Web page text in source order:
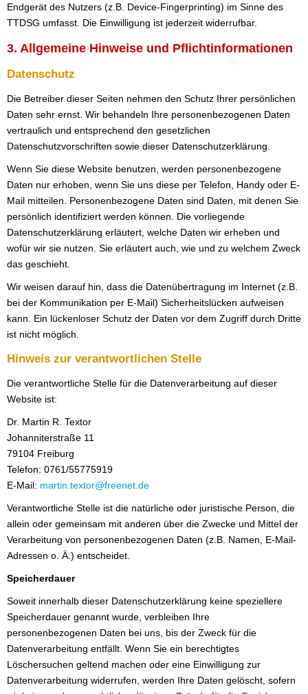
Endgerät des Nutzers (z.B. Device-Fingerprinting) im Sinne des
TTDSG umfasst. Die Einwilligung ist jederzeit widerrufbar.
3. Allgemeine Hinweise und Pflichtinformationen
Datenschutz
Die Betreiber dieser Seiten nehmen den Schutz Ihrer persönlichen
Daten sehr ernst. Wir behandeln Ihre personenbezogenen Daten
vertraulich und entsprechend den gesetzlichen
Datenschutzvorschriften sowie dieser Datenschutzerklärung.
Wenn Sie diese Website benutzen, werden personenbezogene
Daten nur erhoben, wenn Sie uns diese per Telefon, Handy oder E-
Mail mitteilen. Personenbezogene Daten sind Daten, mit denen Sie
persönlich identifiziert werden können. Die vorliegende
Datenschutzerklärung erläutert, welche Daten wir erheben und
wofür wir sie nutzen. Sie erläutert auch, wie und zu welchem Zweck
das geschieht.
Wir weisen darauf hin, dass die Datenübertragung im Internet (z.B.
bei der Kommunikation per E-Mail) Sicherheitslücken aufweisen
kann. Ein lückenloser Schutz der Daten vor dem Zugriff durch Dritte
ist nicht möglich.
Hinweis zur verantwortlichen Stelle
Die verantwortliche Stelle für die Datenverarbeitung auf dieser
Website ist:
Dr. Martin R. Textor
Johanniterstraße 11
79104 Freiburg
Telefon: 0761/55775919
E-Mail: martin.textor@freenet.de
Verantwortliche Stelle ist die natürliche oder juristische Person, die
allein oder gemeinsam mit anderen über die Zwecke und Mittel der
Verarbeitung von personenbezogenen Daten (z.B. Namen, E-Mail-
Adressen o. Ä.) entscheidet.
Speicherdauer
Soweit innerhalb dieser Datenschutzerklärung keine speziellere
Speicherdauer genannt wurde, verbleiben Ihre
personenbezogenen Daten bei uns, bis der Zweck für die
Datenverarbeitung entfällt. Wenn Sie ein berechtigtes
Löschersuchen geltend machen oder eine Einwilligung zur
Datenverarbeitung widerrufen, werden Ihre Daten gelöscht, sofern